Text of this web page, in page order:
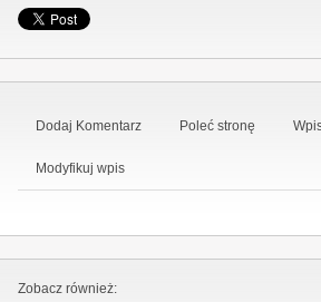
Dodaj Komentarz Poleć stronę
Modyfikuj wpis
Zobacz również: